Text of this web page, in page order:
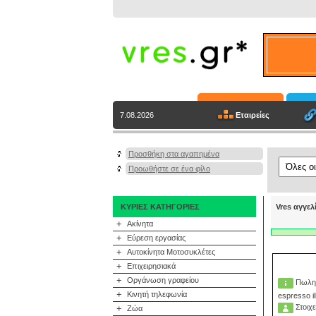
7.08.2026 Εταιρείες
Προσθήκη στα αγαπημένα
Προωθήστε σε ένα φίλο
ΚΥΡΙΕΣ ΚΑΤΗΓΟΡΙΕΣ
+ Ακίνητα
+ Εύρεση εργασίας
+ Αυτοκίνητα Μοτοσυκλέτες
+ Επιχειρησιακά
+ Οργάνωση γραφείου
+ Κινητή τηλεφωνία
+ Ζώα
Vres
espresso